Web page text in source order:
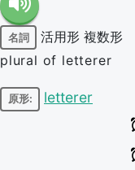
名詞 活用形 複数形
plural of letterer
原形: letterer